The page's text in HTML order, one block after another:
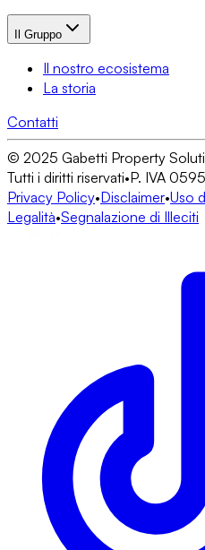
Il Gruppo
Il nostro ecosistema
La storia
Contatti
© 2025 Gabetti Property
Tutti i diritti riservati•P. IVA
Privacy Policy•Disclaimer•Uso
Legalità•Segnalazione di Illeciti